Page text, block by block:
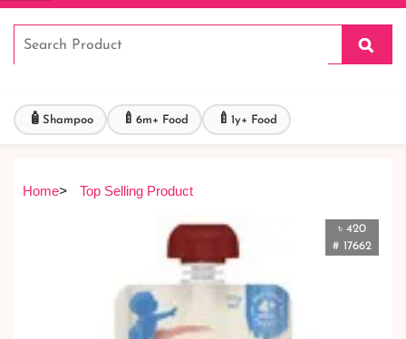
🧴 Shampoo 🍼 6m+ Food 🍼 1y+ Food
Home> Top Selling Product
৳ 420
# 17662